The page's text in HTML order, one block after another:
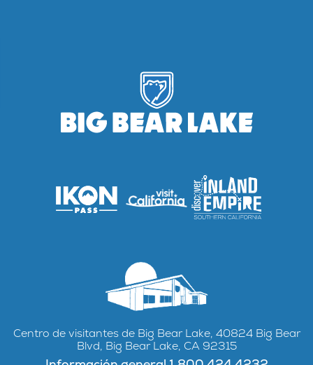
Centro de visitantes de Big Bear Lake, 40824 Big Bear
Blvd, Big Bear Lake, CA 92315